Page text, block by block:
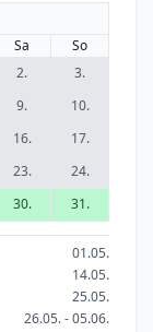
Sa
So
2.
3.
9.
10.
16.
17.
23.
24.
30. 31.
01.05.
14.05.
25.05.
26.05. - 05.06.